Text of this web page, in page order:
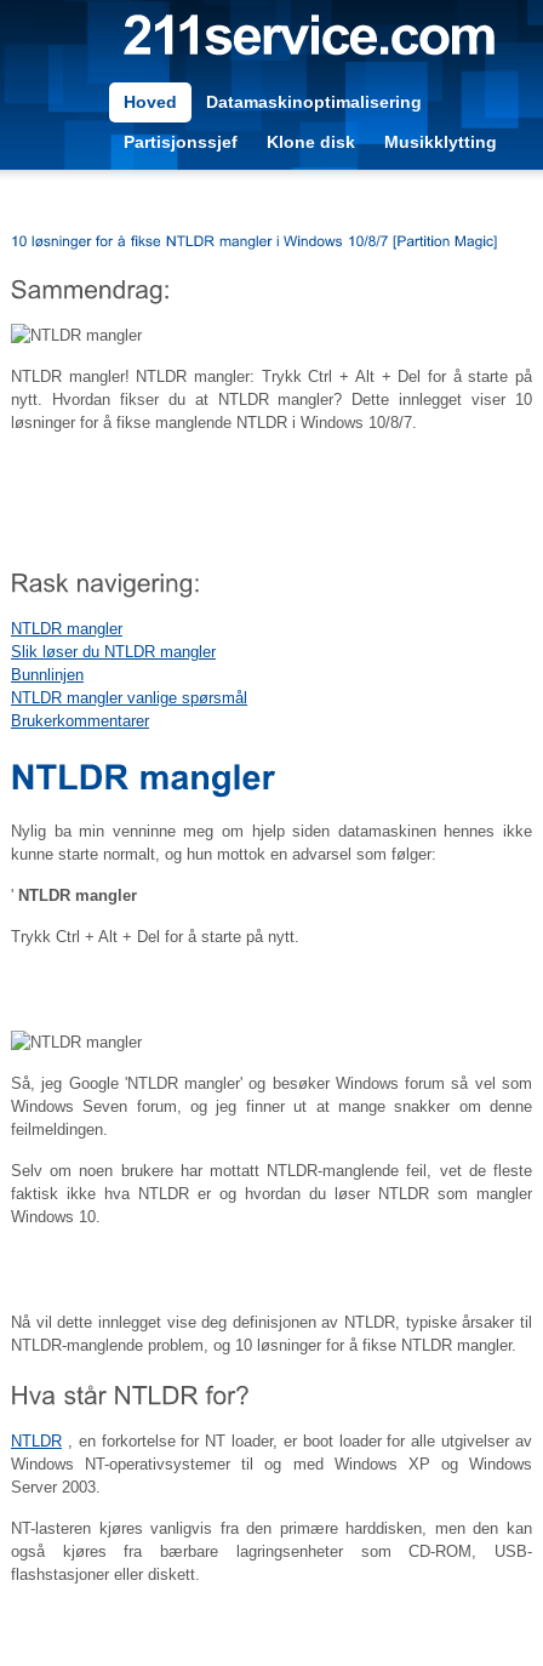
Hoved Datamaskinoptimalisering
Partisjonssjef Klone disk Musikklytting
NTLDR mangler! NTLDR mangler: Trykk Ctrl + Alt + Del for å starte på
nytt. Hvordan fikser du at NTLDR mangler? Dette innlegget viser 10
løsninger for å fikse manglende NTLDR i Windows 10/8/7.
NTLDR mangler
Slik løser du NTLDR mangler
Bunnlinjen
NTLDR mangler vanlige spørsmål
Brukerkommentarer
Nylig ba min venninne meg om hjelp siden datamaskinen hennes ikke
kunne starte normalt, og hun mottok en advarsel som følger:
' NTLDR mangler
Trykk Ctrl + Alt + Del for å starte på nytt.
Så, jeg Google 'NTLDR mangler' og besøker Windows forum så vel som
Windows Seven forum, og jeg finner ut at mange snakker om denne
feilmeldingen.
Selv om noen brukere har mottatt NTLDR-manglende feil, vet de fleste
faktisk ikke hva NTLDR er og hvordan du løser NTLDR som mangler
Windows 10.
Nå vil dette innlegget vise deg definisjonen av NTLDR, typiske årsaker til
NTLDR-manglende problem, og 10 løsninger for å fikse NTLDR mangler.
NTLDR, en forkortelse for NT loader, er boot loader for alle utgivelser av
Windows NT-operativsystemer til og med Windows XP og Windows
Server 2003.
NT-lasteren kjøres vanligvis fra den primære harddisken, men den kan
også kjøres fra bærbare lagringsenheter som CD-ROM, USB-
flashstasjoner eller diskett.